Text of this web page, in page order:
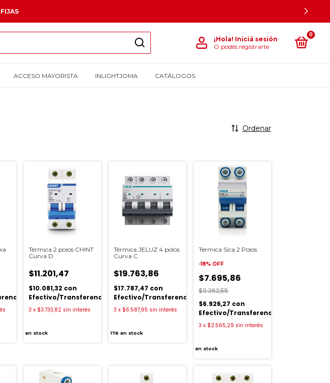
¡Hola! Iniciá sesión
O podés registrarte
0
ACCESO MAYORISTA INLIGHTJOMA CATÁLOGOS
Ordenar
Térmica 2 polos CHINT
Curva D
$11.201,47
$10.081,32 con
Efectivo/Transferencia
3 x $3.733,82 sin interés
en stock
Térmica JELUZ 4 polos
Curva C
$19.763,86
$17.787,47 con
Efectivo/Transferencia
3 x $6.587,95 sin interés
176 en stock
Termica Sica 2 Polos
-18% OFF
$7.695,86
$9.362,55
$6.926,27 con
Efectivo/Transferencia
3 x $2.565,29 sin interés
en stock